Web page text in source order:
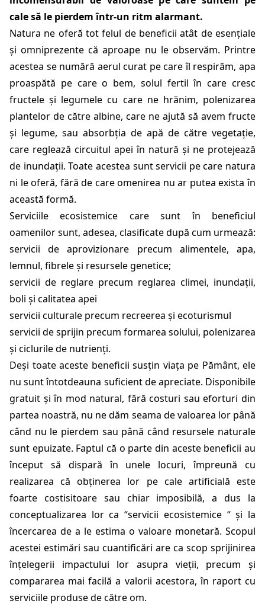
cale să le pierdem într-un ritm alarmant.
Natura ne oferă tot felul de beneficii atât de esențiale
și omniprezente că aproape nu le observăm. Printre
acestea se numără aerul curat pe care îl respirăm, apa
proaspătă pe care o bem, solul fertil în care cresc
fructele și legumele cu care ne hrănim, polenizarea
plantelor de către albine, care ne ajută să avem fructe
și legume, sau absorbția de apă de către vegetație,
care reglează circuitul apei în natură și ne protejează
de inundații. Toate acestea sunt servicii pe care natura
ni le oferă, fără de care omenirea nu ar putea exista în
această formă.
Serviciile ecosistemice care sunt în beneficiul
oamenilor sunt, adesea, clasificate după cum urmează:
servicii de aprovizionare precum alimentele, apa,
lemnul, fibrele și resursele genetice;
servicii de reglare precum reglarea climei, inundații,
boli și calitatea apei
servicii culturale precum recreerea și ecoturismul
servicii de sprijin precum formarea solului, polenizarea
și ciclurile de nutrienți.
Deși toate aceste beneficii susțin viața pe Pământ, ele
nu sunt întotdeauna suficient de apreciate. Disponibile
gratuit și în mod natural, fără costuri sau eforturi din
partea noastră, nu ne dăm seama de valoarea lor până
când nu le pierdem sau până când resursele naturale
sunt epuizate. Faptul că o parte din aceste beneficii au
început să dispară în unele locuri, împreună cu
realizarea că obținerea lor pe cale artificială este
foarte costisitoare sau chiar imposibilă, a dus la
conceptualizarea lor ca “servicii ecosistemice “ și la
încercarea de a le estima o valoare monetară. Scopul
acestei estimări sau cuantificări are ca scop sprijinirea
înțelegerii impactului lor asupra vieții, precum și
compararea mai facilă a valorii acestora, în raport cu
serviciile produse de către om.